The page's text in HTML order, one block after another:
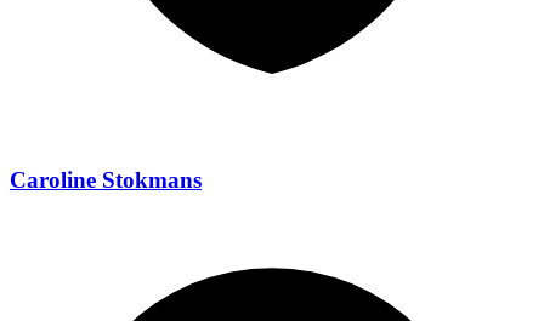
Caroline Stokmans